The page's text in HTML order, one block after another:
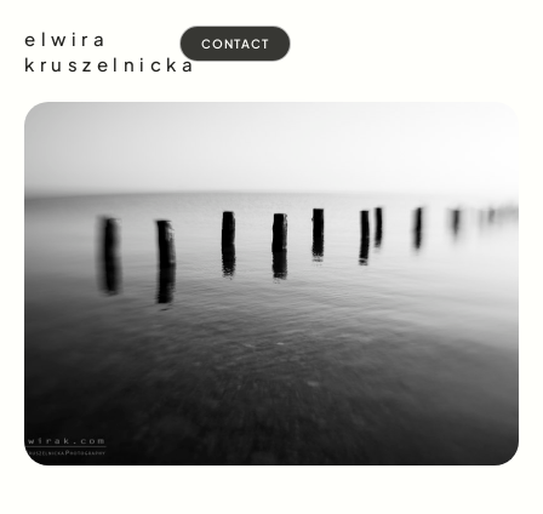
elwira
kruszelnicka
CONTACT